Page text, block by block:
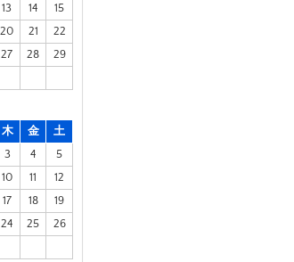
13 14
15
20 21
22
27 28
29
木 金
土
3 4
5
10 11
12
17 18
19
24 25
26